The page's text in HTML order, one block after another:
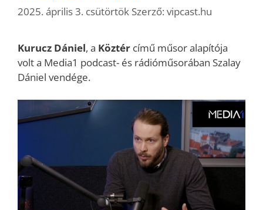
2025. április 3. csütörtök Szerző: vipcast.hu
Kurucz Dániel, a Köztér című műsor alapítója
volt a Media1 podcast- és rádióműsorában Szalay
Dániel vendége.